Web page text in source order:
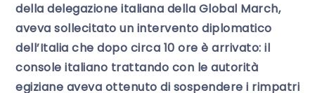
della delegazione italiana della Global March,
aveva sollecitato un intervento diplomatico
dell’Italia che dopo circa 10 ore è arrivato: il
console italiano trattando con le autorità
egiziane aveva ottenuto di sospendere i rimpatri